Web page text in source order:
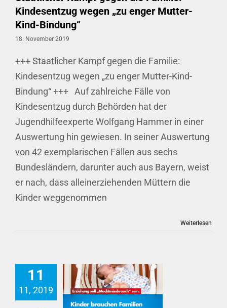
Kindesentzug wegen „zu enger Mutter-
Kind-Bindung“
18. November 2019
+++ Staatlicher Kampf gegen die Familie:
Kindesentzug wegen „zu enger Mutter-Kind-
Bindung“ +++ Auf zahlreiche Fälle von
Kindesentzug durch Behörden hat der
Jugendhilfeexperte Wolfgang Hammer in einer
Auswertung hin gewiesen. In seiner Auswertung
von 42 exemplarischen Fällen aus sechs
Bundesländern, darunter auch aus Bayern, weist
er nach, dass alleinerziehenden Müttern die
Kinder weggenommen
Weiterlesen
11
11, 2019